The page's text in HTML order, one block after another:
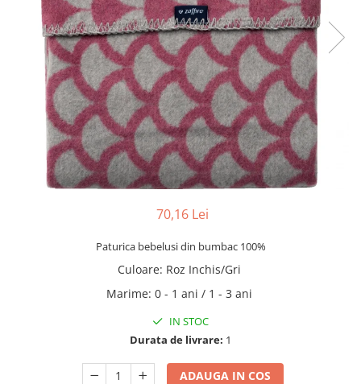
70,16 Lei
Paturica bebelusi din bumbac 100%
Culoare: Roz Inchis/Gri
Marime: 0 - 1 ani / 1 - 3 ani
IN STOC
Durata de livrare: 1
ADAUGA IN COS